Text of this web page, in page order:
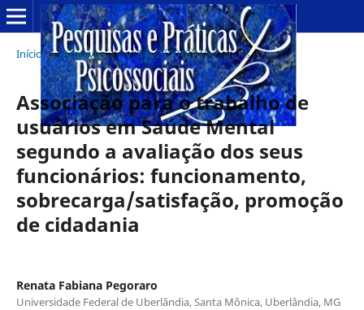
Início / Arquivos / v. 8 n. 2 (2013) / Artigos
Associação para o trabalho de
usuários em Saúde Mental
segundo a avaliação dos seus
funcionários: funcionamento,
sobrecarga/satisfação, promoção
de cidadania
Renata Fabiana Pegoraro
Universidade Federal de Uberlândia, Santa Mônica, Uberlândia, MG